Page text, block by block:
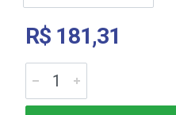
R$ 181,31